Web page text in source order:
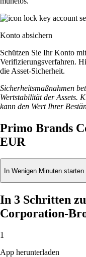
Konto absichern
Schützen Sie Ihr Konto
Verifizierungsverfahren.
die Asset-Sicherheit.
Sicherheitsmaßnahmen
Wertstabilität der Assets.
kann den Wert Ihrer
Primo Brands
EUR
In Wenigen Minuten starten
In 3 Schritten
Corporation-
1
App herunterladen